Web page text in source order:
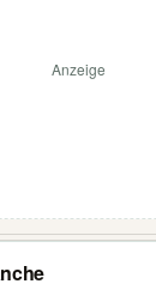
Anzeige